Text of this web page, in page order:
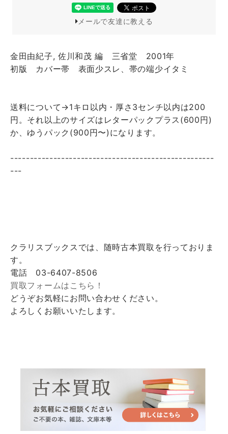
メールで友達に教える
金田由紀子, 佐川和茂 編 三省堂 2001年
初版 カバー帯 表面少スレ、帯の端少イタミ
送料について→1キロ以内・厚さ3センチ以内は200
円。それ以上のサイズはレターパックプラス(600円)
か、ゆうパック(900円〜)になります。
----------------------------------------------------
---
クラリスブックスでは、随時古本買取を行っておりま
す。
電話 03-6407-8506
買取フォームはこちら！
どうぞお気軽にお問い合わせください。
よろしくお願いいたします。